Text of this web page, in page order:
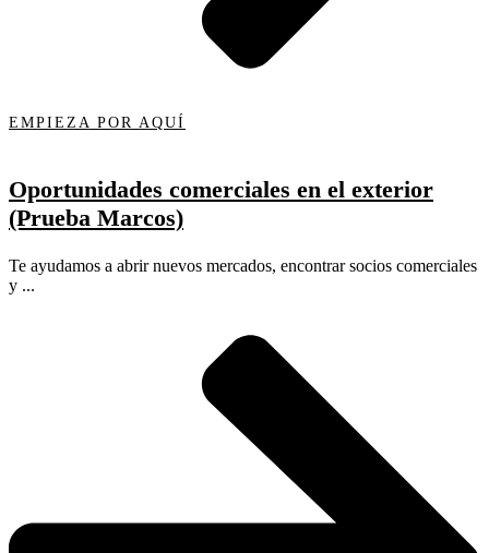
EMPIEZA POR AQUÍ
Oportunidades comerciales en el exterior
(Prueba Marcos)
Te ayudamos a abrir nuevos mercados, encontrar socios comerciales
y ...